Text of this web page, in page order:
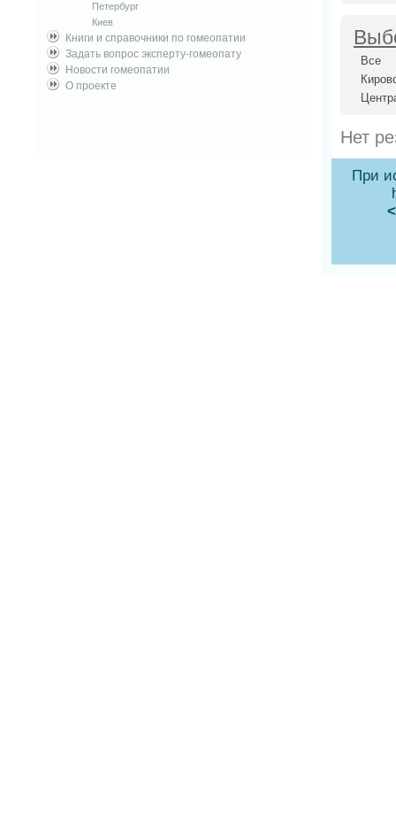
Петербург
Киев
Книги и справочники по гомеопатии
Задать вопрос эксперту-гомеопату
Новости гомеопатии
О проекте
Все
Нет
При